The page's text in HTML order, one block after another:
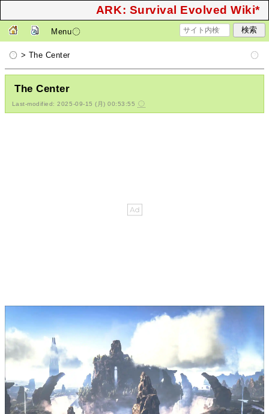
ARK: Survival Evolved Wiki*
Menu
> The Center
The Center
Last-modified: 2025-09-15 (月) 00:53:55